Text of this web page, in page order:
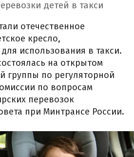
детей в такси
отечественное
кресло,
использования в такси.
на открытом
группы по регуляторной
по вопросам
перевозок
при Минтрансе России.